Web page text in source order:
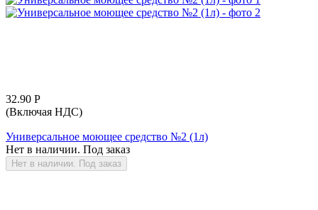
32.90 Р
(Включая НДС)
Универсальное моющее средство №2 (1л)
Нет в наличии. Под заказ
Нет в наличии. Под заказ